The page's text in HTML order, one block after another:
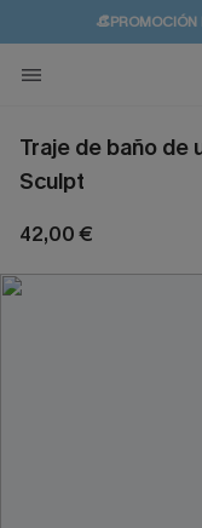
👒PROMOCIÓN
🚚ENVÍO
Traje de baño de
Sculpt
42,00 €